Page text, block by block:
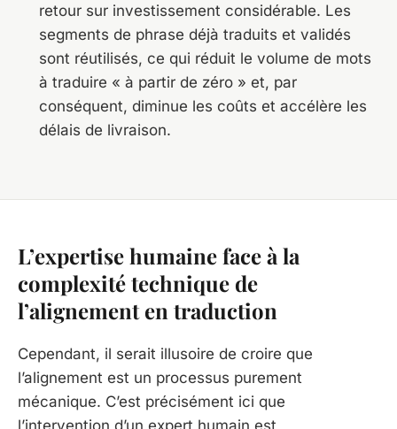
retour sur investissement considérable. Les
segments de phrase déjà traduits et validés
sont réutilisés, ce qui réduit le volume de mots
à traduire « à partir de zéro » et, par
conséquent, diminue les coûts et accélère les
délais de livraison.
L’expertise humaine face à la
complexité technique de
l’alignement en traduction
Cependant, il serait illusoire de croire que
l’alignement est un processus purement
mécanique. C’est précisément ici que
l’intervention d’un expert humain est